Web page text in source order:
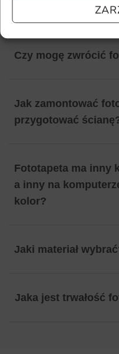
Czy mogę zwrócić
Jak zamontować
przygotować
Fototapeta ma inny
a inny na
kolor?
Jaki materiał
Jaka jest trwałość